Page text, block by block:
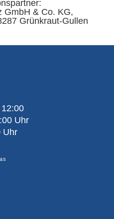
GmbH & Co. KG,
Grünkraut-Gullen
Uhr
Uhr